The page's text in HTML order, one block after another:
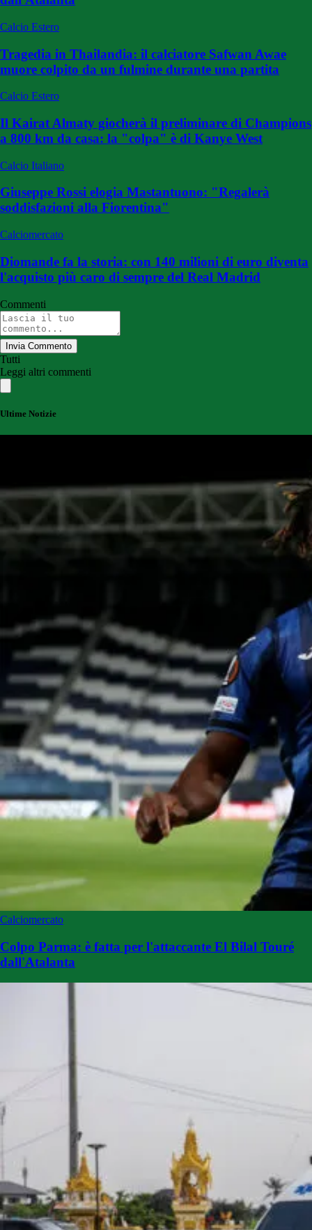
Calcio Estero
Tragedia in Thailandia: il calciatore Safwan Awae
muore colpito da un fulmine durante una partita
Calcio Estero
Il Kairat Almaty giocherà il preliminare di Champions
a 800 km da casa: la "colpa" è di Kanye West
Calcio Italiano
Giuseppe Rossi elogia Mastantuono: "Regalerà
soddisfazioni alla Fiorentina"
Calciomercato
Diomande fa la storia: con 140 milioni di euro diventa
l'acquisto più caro di sempre del Real Madrid
Commenti
Invia Commento
Tutti
Leggi altri commenti
Ultime Notizie
Calciomercato
Colpo Parma: è fatta per l'attaccante El Bilal Touré
dall'Atalanta